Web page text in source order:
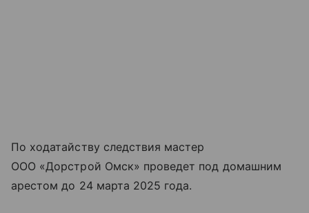
По ходатайству следствия мастер
ООО «Дорстрой Омск» проведет под домашним
арестом до 24 марта 2025 года.